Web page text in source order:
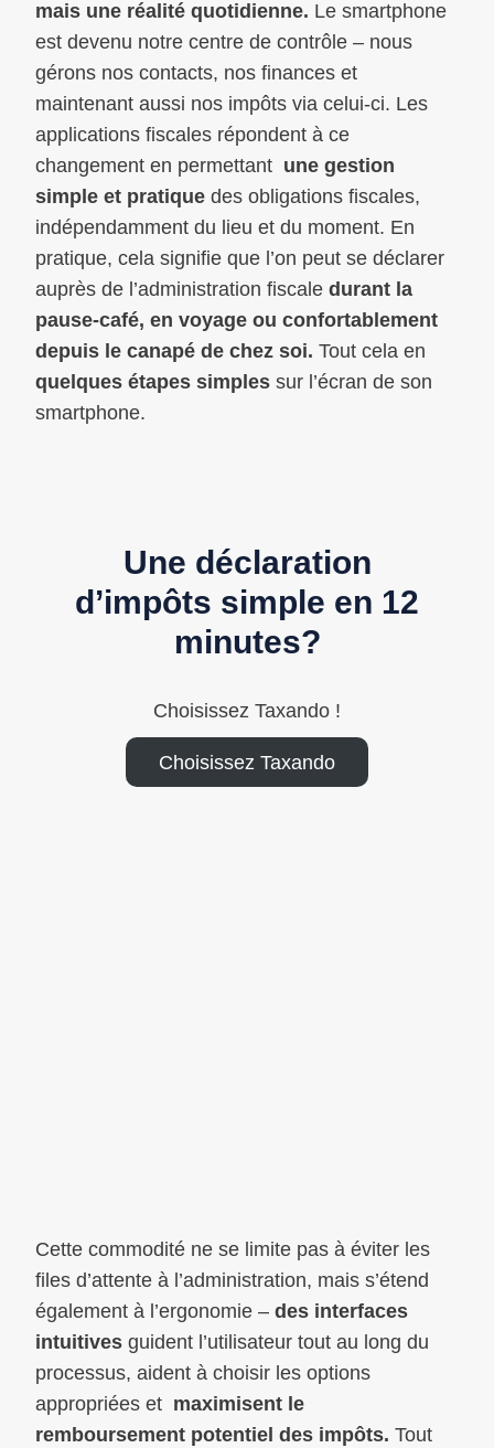
mais une réalité quotidienne. Le smartphone
est devenu notre centre de contrôle – nous
gérons nos contacts, nos finances et
maintenant aussi nos impôts via celui-ci. Les
applications fiscales répondent à ce
changement en permettant une gestion
simple et pratique des obligations fiscales,
indépendamment du lieu et du moment. En
pratique, cela signifie que l’on peut se déclarer
auprès de l’administration fiscale durant la
pause-café, en voyage ou confortablement
depuis le canapé de chez soi. Tout cela en
quelques étapes simples sur l’écran de son
smartphone.
Une déclaration
d’impôts simple en 12
minutes?
Choisissez Taxando !
Choisissez Taxando
Cette commodité ne se limite pas à éviter les
files d’attente à l’administration, mais s’étend
également à l’ergonomie – des interfaces
intuitives guident l’utilisateur tout au long du
processus, aident à choisir les options
appropriées et maximisent le
remboursement potentiel des impôts. Tout